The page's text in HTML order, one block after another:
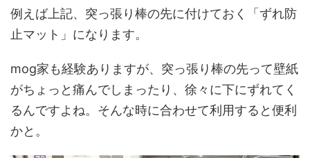
例えば上記、突っ張り棒の先に付けておく「ずれ防
止マット」になります。
mog家も経験ありますが、突っ張り棒の先って壁紙
がちょっと痛んでしまったり、徐々に下にずれてく
るんですよね。そんな時に合わせて利用すると便利
かと。